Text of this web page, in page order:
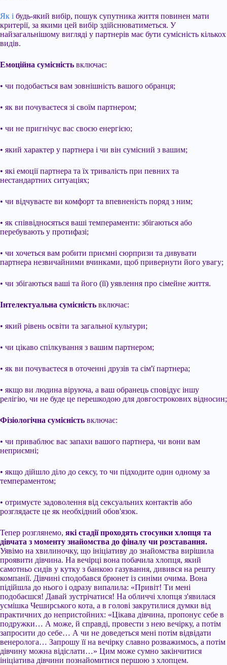
Як і будь-який вибір, пошук супутника життя повинен мати
критерії, за якими цей вибір здійснюватиметься. У
найзагальнішому вигляді у партнерів має бути сумісність кількох
видів.
Емоційна сумісність включає:
• чи подобається вам зовнішність вашого обранця;
• як ви почуваєтеся зі своїм партнером;
• чи не пригнічує вас своєю енергією;
• який характер у партнера і чи він сумісний з вашим;
• які емоції партнера та їх тривалість при певних та
нестандартних ситуаціях;
• чи відчуваєте ви комфорт та впевненість поряд з ним;
• як співвідносяться ваші темпераменти: збігаються або
перебувають у протифазі;
• чи хочеться вам робити приємні сюрпризи та дивувати
партнера незвичайними вчинками, щоб привернути його увагу;
• чи збігаються ваші та його (її) уявлення про сімейне життя.
Інтелектуальна сумісність включає:
• який рівень освіти та загальної культури;
• чи цікаво спілкування з вашим партнером;
• як ви почуваєтеся в оточенні друзів та сім'ї партнера;
• якщо ви людина віруюча, а ваш обранець сповідує іншу
релігію, чи не буде це перешкодою для довгострокових відносин;
Фізіологічна сумісність включає:
• чи приваблює вас запахи вашого партнера, чи вони вам
неприємні;
• якщо дійшло діло до сексу, то чи підходите один одному за
темпераментом;
• отримуєте задоволення від сексуальних контактів або
розглядаєте це як необхідний обов'язок.
Тепер розглянемо, які стадії проходять стосунки хлопця та
дівчата з моменту знайомства до фіналу чи розставання.
Уявімо на хвилиночку, що ініціативу до знайомства вирішила
проявити дівчина. На вечірці вона побачила хлопця, який
самотньо сидів у кутку з банкою газування, дивився на решту
компанії. Дівчині сподобався брюнет із синіми очима. Вона
підійшла до нього і одразу випалила: «Привіт! Ти мені
подобаєшся! Давай зустрічатися! На обличчі хлопця з'явилася
усмішка Чеширського кота, а в голові закрутилися думки від
практичних до непристойних: «Цікава дівчина, пропонує себе в
подружки… А може, й справді, провести з нею вечірку, а потім
запросити до себе… А чи не доведеться мені потім відвідати
венеролога… Запрошу її на вечірку славно розважимось, а потім
дівчину можна відіслати…» Цим може сумно закінчитися
ініціатива дівчини познайомитися першою з хлопцем.